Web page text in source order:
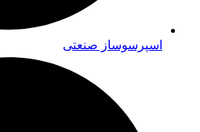
اسپرسوساز صنعتی